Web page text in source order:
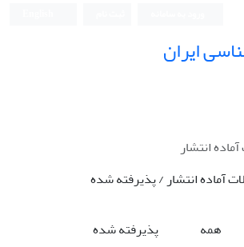
ایران
انتشار
آماده انتشار / پذیرفته شده
همه
پذیرفته شده